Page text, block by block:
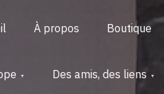
À propos Boutique
Des amis, des liens